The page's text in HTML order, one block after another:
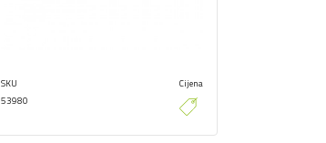
SKU
53980
Cijena